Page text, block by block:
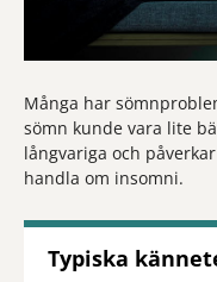
Många har
sömn kunde vara lite
långvariga och
handla om insomni.
Typiska